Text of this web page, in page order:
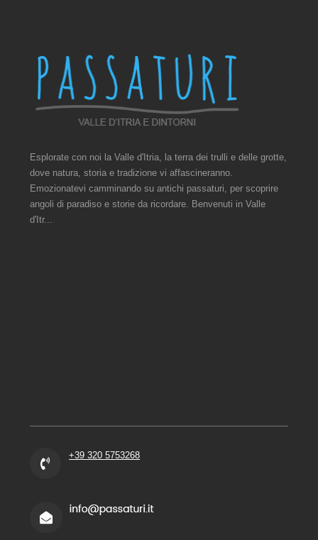
Esplorate con noi la Valle d'Itria, la terra dei trulli e delle grotte,
dove natura, storia e tradizione vi affascineranno.
Emozionatevi camminando su antichi passaturi, per scoprire
angoli di paradiso e storie da ricordare. Benvenuti in Valle
d'Itr...
+39 320 5753268